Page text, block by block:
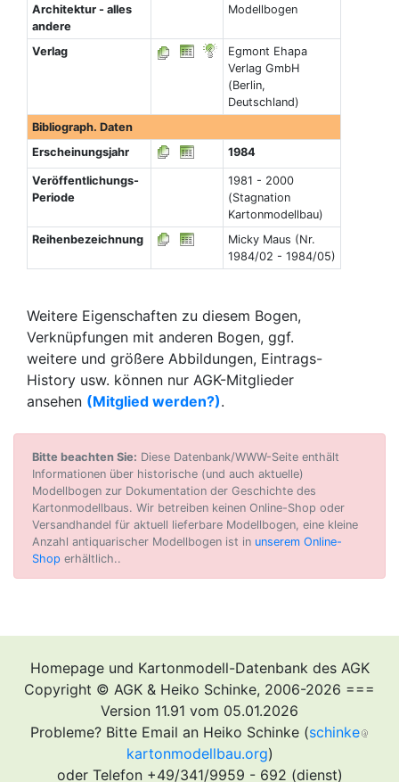
Architektur - alles
andere
Modellbogen
Verlag
Egmont Ehapa
Verlag GmbH
(Berlin,
Deutschland)
Bibliograph. Daten
Erscheinungsjahr
1984
Veröffentlichungs-
Periode
1981 - 2000
(Stagnation
Kartonmodellbau)
Reihenbezeichnung
Micky Maus (Nr.
1984/02 - 1984/05)
Weitere Eigenschaften zu diesem Bogen,
Verknüpfungen mit anderen Bogen, ggf.
weitere und größere Abbildungen, Eintrags-
History usw. können nur AGK-Mitglieder
ansehen (Mitglied werden?).
Bitte beachten Sie: Diese Datenbank/WWW-Seite enthält
Informationen über historische (und auch aktuelle)
Modellbogen zur Dokumentation der Geschichte des
Kartonmodellbaus. Wir betreiben keinen Online-Shop oder
Versandhandel für aktuell lieferbare Modellbogen, eine kleine
Anzahl antiquarischer Modellbogen ist in unserem Online-
Shop erhältlich..
Homepage und Kartonmodell-Datenbank des AGK
Copyright © AGK & Heiko Schinke, 2006-2026 ===
Version 11.91 vom 05.01.2026
Probleme? Bitte Email an Heiko Schinke (schinke
kartonmodellbau.org)
oder Telefon +49/341/9959 - 692 (dienst)